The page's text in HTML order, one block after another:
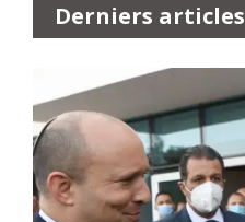
Derniers articles